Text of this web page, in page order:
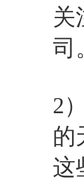
关
司
2
的
这